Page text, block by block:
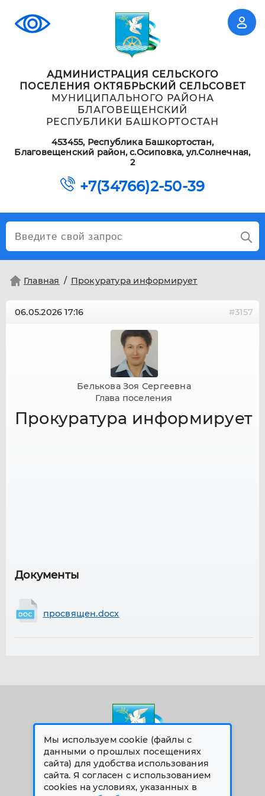
АДМИНИСТРАЦИЯ СЕЛЬСКОГО
ПОСЕЛЕНИЯ ОКТЯБРЬСКИЙ СЕЛЬСОВЕТ
МУНИЦИПАЛЬНОГО РАЙОНА
БЛАГОВЕЩЕНСКИЙ
РЕСПУБЛИКИ БАШКОРТОСТАН
453455, Республика Башкортостан,
Благовещенский район, с.Осиповка, ул.Солнечная,
2
+7(34766)2-50-39
Главная Прокуратура информирует
06.05.202617:16 #3157
Прокуратура информирует
Документы
просвящен.docx
Белькова Зоя Сергеевна
Глава поселения
© 2026 Все права защищены
Меню сайта
Мы используем cookie (файлы с
данными о прошлых посещениях
сайта) для удобства использования
сайта. Я согласен с использованием
cookies на условиях, указанных в